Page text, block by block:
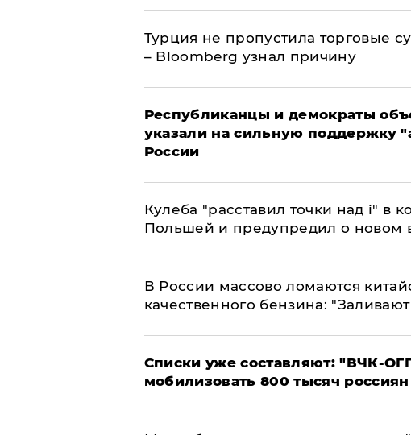
Турция не пропустила торговые
– Bloomberg узнал причину
Республиканцы и демократы
указали на сильную поддержку
России
Кулеба "расставил точки над і" в
Польшей и предупредил о новом
В России массово ломаются
качественного бензина:
Списки уже составляют: "ВЧК-
мобилизовать 800 тысяч россиян